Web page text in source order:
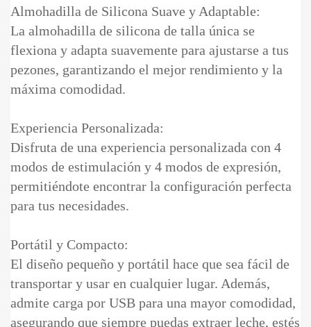
Almohadilla de Silicona Suave y Adaptable:
La almohadilla de silicona de talla única se
flexiona y adapta suavemente para ajustarse a tus
pezones, garantizando el mejor rendimiento y la
máxima comodidad.
Experiencia Personalizada:
Disfruta de una experiencia personalizada con 4
modos de estimulación y 4 modos de expresión,
permitiéndote encontrar la configuración perfecta
para tus necesidades.
Portátil y Compacto:
El diseño pequeño y portátil hace que sea fácil de
transportar y usar en cualquier lugar. Además,
admite carga por USB para una mayor comodidad,
asegurando que siempre puedas extraer leche, estés